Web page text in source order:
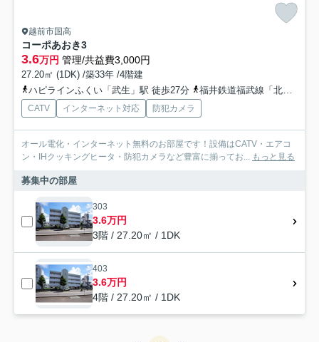
越前市国高
コーポあおき3
3.6万円 管理/共益費3,000円
27.20㎡ (1DK) /築33年 /4階建
ハピラインふくい「武生」駅 徒歩27分
福井鉄道福武線「北府」駅 徒歩33分
CATV インターネット対応 防犯カメラ
オール電化・インターネット無料のお部屋です！設備はCATV・エアコ
ン・IHクッキングヒータ・防犯カメラなど豊富に揃ってお... もっと見る
募集中の部屋
303
3.6万円
3階 / 27.20㎡ / 1DK
403
3.6万円
4階 / 27.20㎡ / 1DK